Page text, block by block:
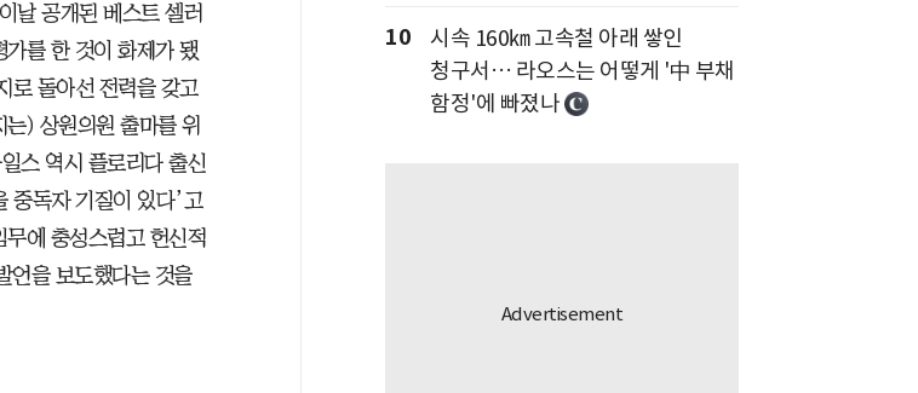
날 공개된 베스트 셀러
를 한 것이 화제가 됐
로 돌아선 전력을 갖고
) 상원의원 출마를 위
스 역시 플로리다 출신
중독자 기질이 있다’고
에 충성스럽고 헌신적
언을 보도했다는 것을
10
시속 160㎞ 고속철 아래 쌓인
청구서… 라오스는 어떻게 '中 부채
함정'에 빠졌나